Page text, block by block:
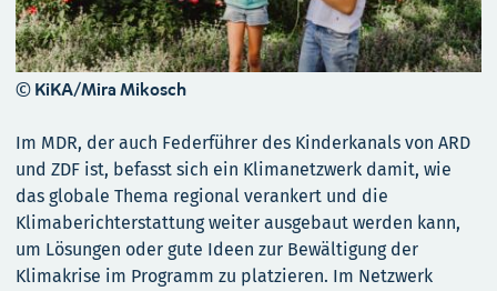
© KiKA/Mira Mikosch
Im MDR, der auch Federführer des Kinderkanals von ARD
und ZDF ist, befasst sich ein Klimanetzwerk damit, wie
das globale Thema regional verankert und die
Klimaberichterstattung weiter ausgebaut werden kann,
um Lösungen oder gute Ideen zur Bewältigung der
Klimakrise im Programm zu platzieren. Im Netzwerk